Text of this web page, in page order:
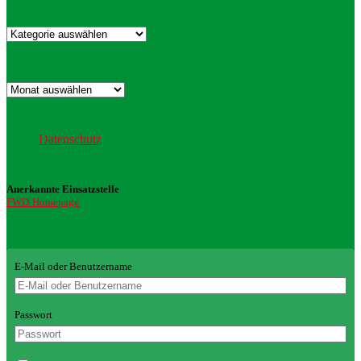
Kategorien
Archiv
Datenschutz
Anerkannte Einsatzstelle
FWD-Homepage
E-Mail oder Benutzername
Passwort